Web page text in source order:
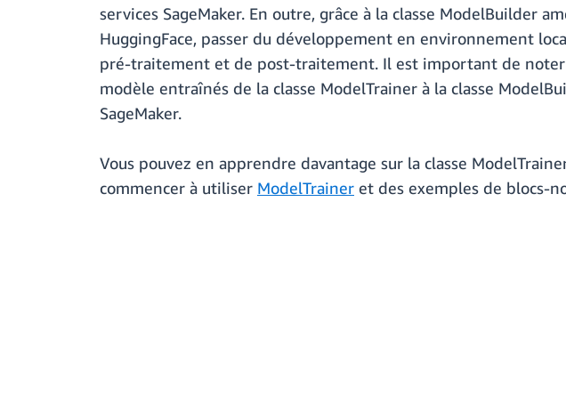
services SageMaker. En outre, grâce à la classe ModelBuilder
HuggingFace, passer du développement en environnement
pré-traitement et de post-traitement. Il est important de
modèle entraînés de la classe ModelTrainer à la classe
SageMaker.
Vous pouvez en apprendre davantage sur la classe
commencer à utiliser ModelTrainer et des exemples de blocs-